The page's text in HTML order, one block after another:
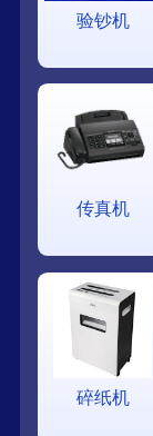
验钞机
传真机
碎纸机